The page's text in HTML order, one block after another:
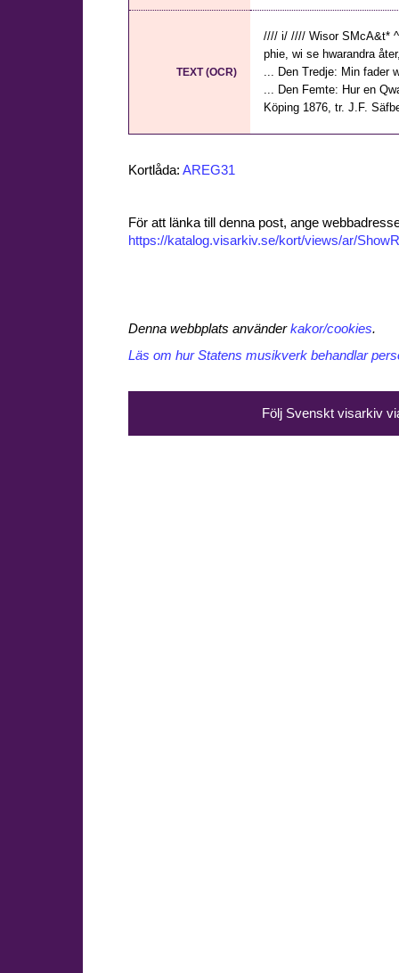
TEXT (OCR)
//// i/ //// Wisor SMcA&t*
phie, wi se hwarandra
... Den Tredje: Min fader
... Den Femte: Hur en
Köping 1876, tr. J.F.
Kortlåda: AREG31
För att länka till denna post, ange
https://katalog.visarkiv.se/kort/views/ar/
Denna webbplats använderkakor/cookies.
Läs om hur Statens musikverk behandlar
Följ Svenskt visarkiv